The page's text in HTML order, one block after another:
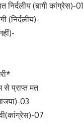
निर्दलीय (बागी कांग्रेस)-01
(निर्दलीय)-
प्राप्त मत
03
07